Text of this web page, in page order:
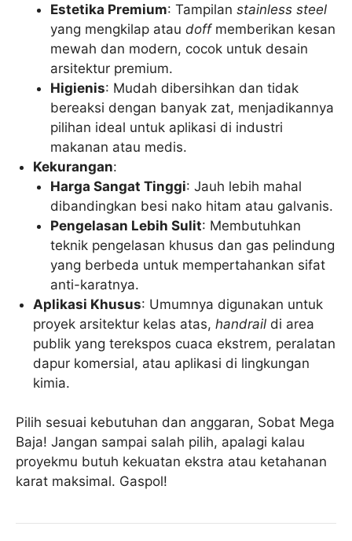
Estetika Premium: Tampilanstainless steel
yang mengkilap ataudoffmemberikan kesan
mewah dan modern, cocok untuk desain
arsitektur premium.
Higienis: Mudah dibersihkan dan tidak
bereaksi dengan banyak zat, menjadikannya
pilihan ideal untuk aplikasi di industri
makanan atau medis.
Kekurangan:
Harga Sangat Tinggi: Jauh lebih mahal
dibandingkan besi nako hitam atau galvanis.
Pengelasan Lebih Sulit: Membutuhkan
teknik pengelasan khusus dan gas pelindung
yang berbeda untuk mempertahankan sifat
anti-karatnya.
Aplikasi Khusus: Umumnya digunakan untuk
proyek arsitektur kelas atas,handrail di area
publik yang terekspos cuaca ekstrem, peralatan
dapur komersial, atau aplikasi di lingkungan
kimia.
Pilih sesuai kebutuhan dan anggaran, Sobat Mega
Baja! Jangan sampai salah pilih, apalagi kalau
proyekmu butuh kekuatan ekstra atau ketahanan
karat maksimal. Gaspol!